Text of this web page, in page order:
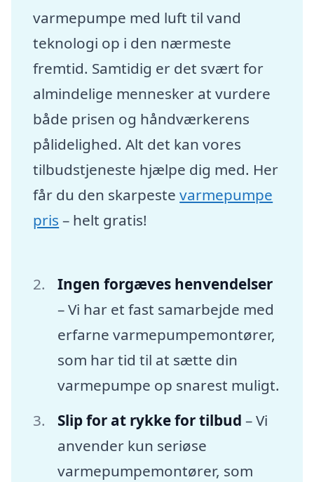
varmepumpe med luft til vand
teknologi op i den nærmeste
fremtid. Samtidig er det svært for
almindelige mennesker at vurdere
både prisen og håndværkerens
pålidelighed. Alt det kan vores
tilbudstjeneste hjælpe dig med. Her
får du den skarpestevarmepumpe
pris – helt gratis!
Ingen forgæves henvendelser
– Vi har et fast samarbejde med
erfarne varmepumpemontører,
som har tid til at sætte din
varmepumpe op snarest muligt.
Slip for at rykke for tilbud – Vi
anvender kun seriøse
varmepumpemontører, som